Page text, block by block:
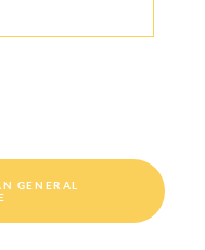
GENERAL